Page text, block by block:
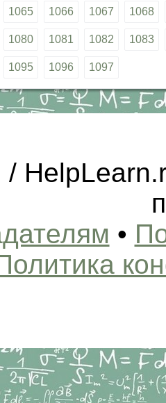
1065 1066 1067 1068
1080 1081 1082 1083
1095 1096 1097
/
•